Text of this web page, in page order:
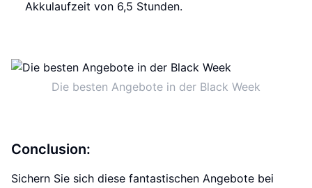
Akkulaufzeit von 6,5 Stunden.
Die besten Angebote in der Black Week
Conclusion:
Sichern Sie sich diese fantastischen Angebote bei